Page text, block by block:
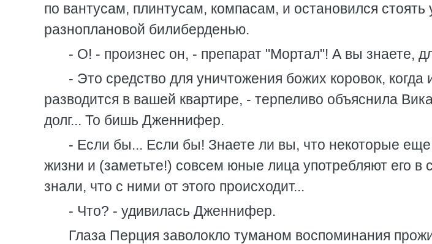
по вантусам, плинтусам, компасам, и остановился стоять
разноплановой билиберденью.
- О! - произнес он, - препарат "Мортал"! А вы знаете,
- Это средство для уничтожения божих коровок,
разводится в вашей квартире, - терпеливо объяснила
долг... То бишь Дженнифер.
- Если бы... Если бы! Знаете ли вы, что некоторые
жизни и (заметьте!) совсем юные лица употребляют его в
знали, что с ними от этого происходит...
- Что? - удивилась Дженнифер.
Глаза Перция заволокло туманом воспоминания